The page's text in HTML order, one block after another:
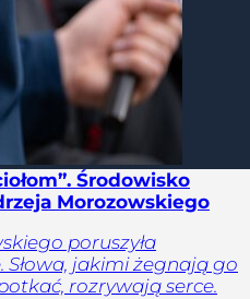
Środowisko
Morozowskiego
poruszyła
jakimi żegnają go
rozrywają serce.